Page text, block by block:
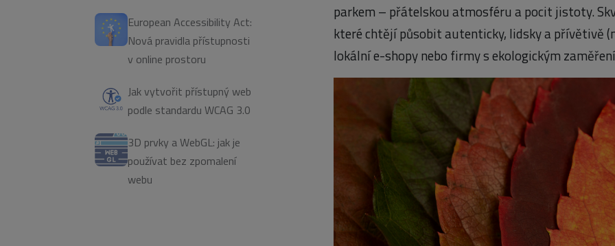
European Accessibility Act:
Nová pravidla přístupnosti
v online prostoru
Jak vytvořit přístupný web
podle standardu WCAG 3.0
3D prvky a WebGL: jak je
používat bez zpomalení
webu
parkem – přátelskou atmosféru a pocit jistoty.
které chtějí působit autenticky, lidsky a přívětivě
lokální e-shopy nebo firmy s ekologickým